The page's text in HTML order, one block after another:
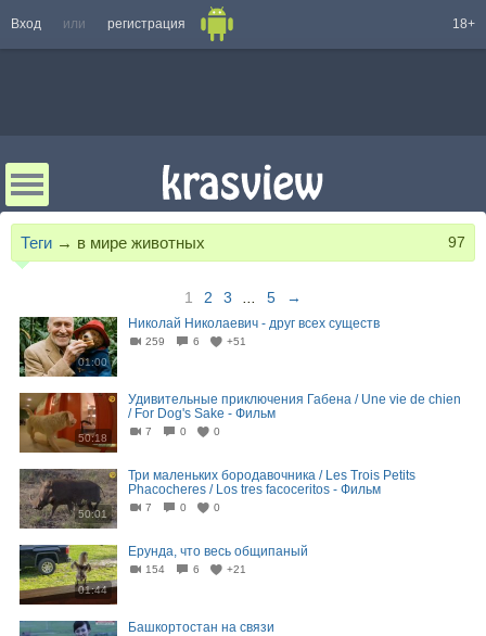
Вход или регистрация 18+
Теги → в мире животных 97
1 2 3 5 →
01:00
Николай Николаевич - друг всех существ
259 6 +51
50:18
Удивительные приключения Габена / Une vie de chien
/ For Dog's Sake - Фильм
7 0 0
50:01
Три маленьких бородавочника / Les Trois Petits
Phacocheres / Los tres facoceritos - Фильм
7 0 0
01:44
Ерунда, что весь общипаный
154 6 +21
Башкортостан на связи